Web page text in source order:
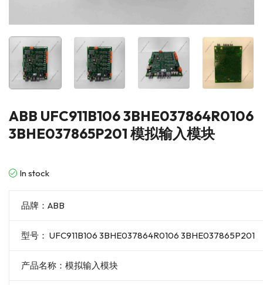
ABB UFC911B106 3BHE037864R0106
3BHE037865P201 模拟输入模块
In stock
品牌：ABB
型号： UFC911B106 3BHE037864R0106 3BHE037865P201
产品名称：模拟输入模块